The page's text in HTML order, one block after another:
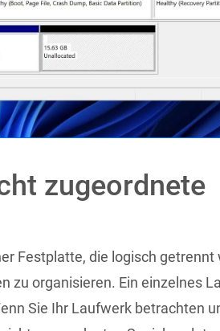
zugeordnete
Festplatte, die logisch getrennt
zu organisieren. Ein einzelnes
Sie Ihr Laufwerk betrachten